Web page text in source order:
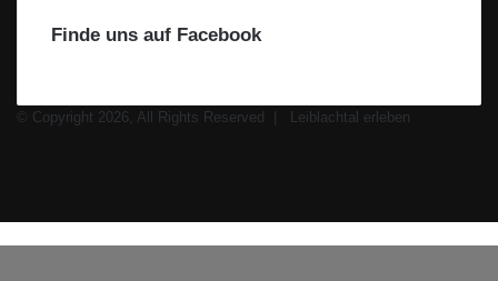
Finde uns auf Facebook
© Copyright 2026, All Rights Reserved |
Leiblachtal erleben